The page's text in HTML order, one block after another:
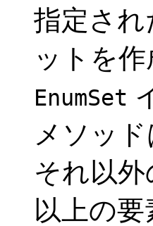
指定され
ットを
EnumSet
メソッド
それ以
以上の